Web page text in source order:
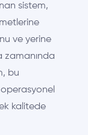
sistem,
ve yerine
zamanında
bu
kalitede